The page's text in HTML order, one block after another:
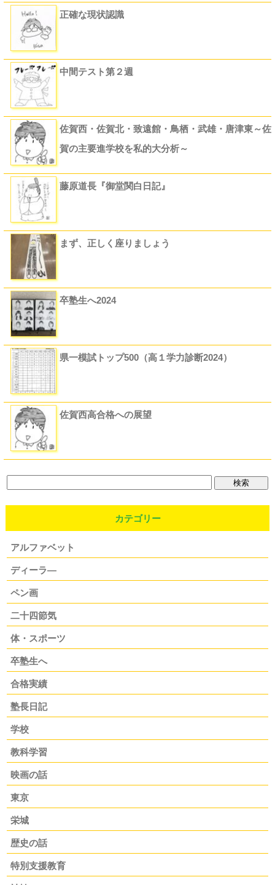
正確な現状認識
中間テスト第２週
佐賀西・佐賀北・致遠館・鳥栖・武雄・唐津東～佐
賀の主要進学校を私的大分析～
藤原道長『御堂関白日記』
まず、正しく座りましょう
卒塾生へ2024
県一模試トップ500（高１学力診断2024）
佐賀西高合格への展望
カテゴリー
アルファベット
ディーラ―
ペン画
二十四節気
体・スポーツ
卒塾生へ
合格実績
塾長日記
学校
教科学習
映画の話
東京
栄城
歴史の話
特別支援教育